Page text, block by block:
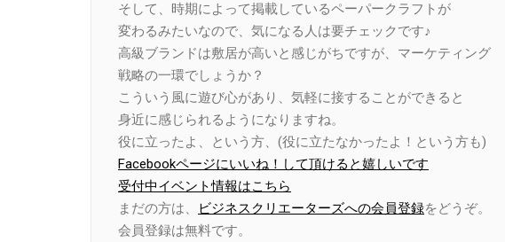
そして、時期によって掲載しているペーパークラフトが
変わるみたいなので、気になる人は要チェックです♪
高級ブランドは敷居が高いと感じがちですが、マーケティング
戦略の一環でしょうか？
こういう風に遊び心があり、気軽に接することができると
身近に感じられるようになりますね。
役に立ったよ、という方、(役に立たなかったよ！という方も)
Facebookページにいいね！して頂けると嬉しいです
受付中イベント情報はこちら
まだの方は、
ビジネスクリエーターズへの会員登録をどうぞ。
会員登録は無料です。